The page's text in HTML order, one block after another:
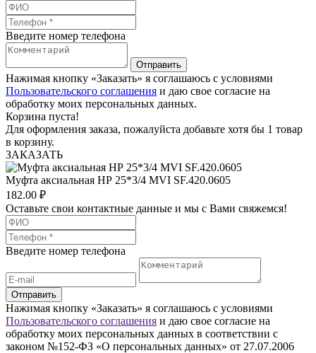
Введите номер телефона
Отправить
Нажимая кнопку «Заказать» я соглашаюсь с условиями
Пользовательского соглашения и даю свое согласие на
обработку моих персональных данных.
Корзина пуста!
Для оформления заказа, пожалуйста добавьте хотя бы 1 товар
в корзину.
ЗАКАЗАТЬ
Муфта аксиальная НР 25*3/4 MVI SF.420.0605
182.00 ₽
Оставьте свои контактные данные и мы с Вами свяжемся!
Введите номер телефона
Отправить
Нажимая кнопку «Заказать» я соглашаюсь с условиями
Пользовательского соглашения и даю свое согласие на
обработку моих персональных данных в соответствии с
законом №152-ФЗ «О персональных данных» от 27.07.2006